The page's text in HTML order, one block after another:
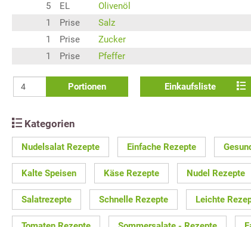
5
EL
Olivenöl
1
Prise
Salz
1
Prise
Zucker
1
Prise Pfeffer
Portionen Einkaufsliste
Kategorien
Nudelsalat Rezepte Einfache Rezepte
Kalte Speisen Käse Rezepte Nudel Rezepte
Salatrezepte Schnelle Rezepte Leichte